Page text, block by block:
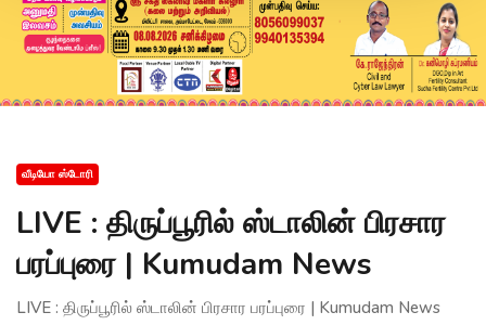
வீடியோ ஸ்டோரி
LIVE : திருப்பூரில் ஸ்டாலின் பிரசார
பரப்புரை | Kumudam News
LIVE : திருப்பூரில் ஸ்டாலின் பிரசார பரப்புரை | Kumudam News